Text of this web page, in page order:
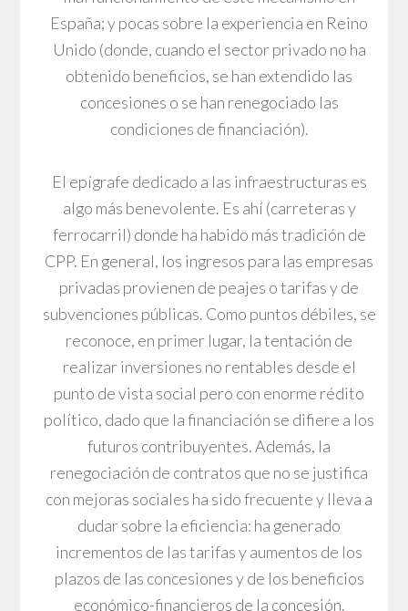
España; y pocas sobre la experiencia en Reino
Unido (donde, cuando el sector privado no ha
obtenido beneficios, se han extendido las
concesiones o se han renegociado las
condiciones de financiación).
El epígrafe dedicado a las infraestructuras es
algo más benevolente. Es ahí (carreteras y
ferrocarril) donde ha habido más tradición de
CPP. En general, los ingresos para las empresas
privadas provienen de peajes o tarifas y de
subvenciones públicas. Como puntos débiles, se
reconoce, en primer lugar, la tentación de
realizar inversiones no rentables desde el
punto de vista social pero con enorme rédito
político, dado que la financiación se difiere a los
futuros contribuyentes. Además, la
renegociación de contratos que no se justifica
con mejoras sociales ha sido frecuente y lleva a
dudar sobre la eficiencia: ha generado
incrementos de las tarifas y aumentos de los
plazos de las concesiones y de los beneficios
económico-financieros de la concesión.